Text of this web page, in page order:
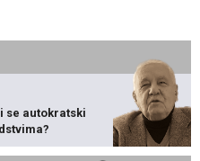
li se autokratski